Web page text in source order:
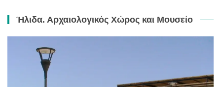
Ήλιδα. Αρχαιολογικός Χώρος και Μουσείο